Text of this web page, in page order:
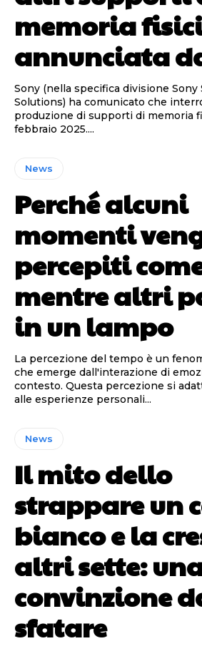
memoria
annunciata
Sony (nella specifica divisione Sony
Solutions) ha comunicato che
produzione di supporti di memoria
febbraio 2025....
News
Perché alcuni
momenti
percepiti
mentre altri
in un lampo
La percezione del tempo è un
che emerge dall'interazione di
contesto. Questa percezione si
alle esperienze personali...
News
Il mito dello
strappare un
bianco e la
altri sette:
convinzione
sfatare